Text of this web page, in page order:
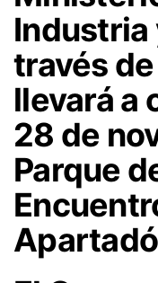
Industria
través
llevará a
28 de
Parque